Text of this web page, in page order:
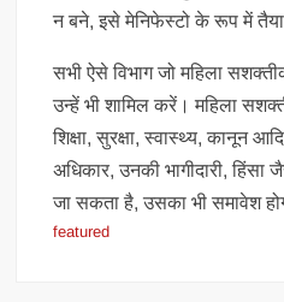
न बने, इसे मेनिफेस्टो के रूप में
सभी ऐसे विभाग जो महिला
उन्हें भी शामिल करें। महिला
शिक्षा, सुरक्षा, स्वास्थ्य, कानून
अधिकार, उनकी भागीदारी, हिंसा
जा सकता है, उसका भी समावेश
featured